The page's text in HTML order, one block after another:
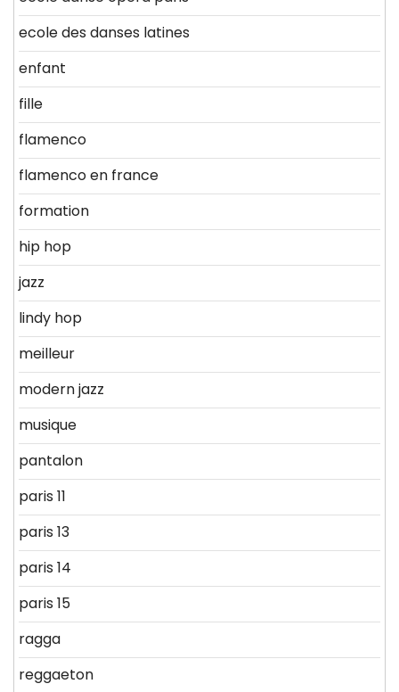
ecole des danses latines
enfant
fille
flamenco
flamenco en france
formation
hip hop
jazz
lindy hop
meilleur
modern jazz
musique
pantalon
paris 11
paris 13
paris 14
paris 15
ragga
reggaeton